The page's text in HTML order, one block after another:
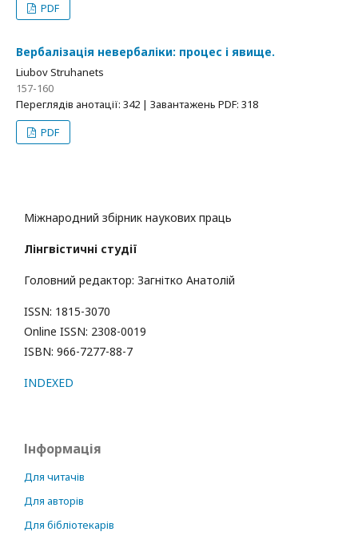
PDF
Вербалізація невербаліки: процес і явище.
Liubov Struhanets
157-160
Переглядів анотації: 342 | Завантажень PDF: 318
PDF
Міжнародний збірник наукових праць
Лінгвістичні студії
Головний редактор: Загнітко Анатолій
ISSN: 1815-3070
Online ISSN: 2308-0019
ISBN: 966-7277-88-7
INDEXED
Інформація
Для читачів
Для авторів
Для бібліотекарів